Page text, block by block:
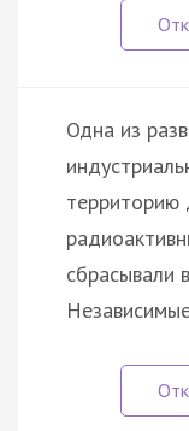
Одна из
территорию
сбрасывали